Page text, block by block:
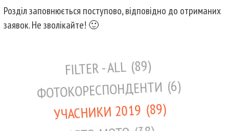
Розділ заповнюється поступово, відповідно до отриманих
заявок. Не зволікайте! 🙂
FILTER - ALL 89
ФОТОКОРЕСПОНДЕНТИ 6
УЧАСНИКИ 2019 89